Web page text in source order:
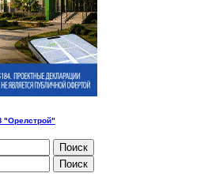
"Орелстрой"